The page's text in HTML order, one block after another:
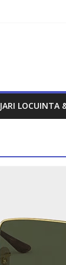
LOCUINTA